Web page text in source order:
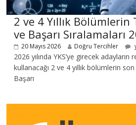
2 ve 4 Yıllık
ve Başarı Sıralamaları
20 Mayıs 2026 Doğru Tercihler
2026 yılında YKS’ye girecek
kullanacağı 2 ve 4 yıllık bölümlerin
Başarı